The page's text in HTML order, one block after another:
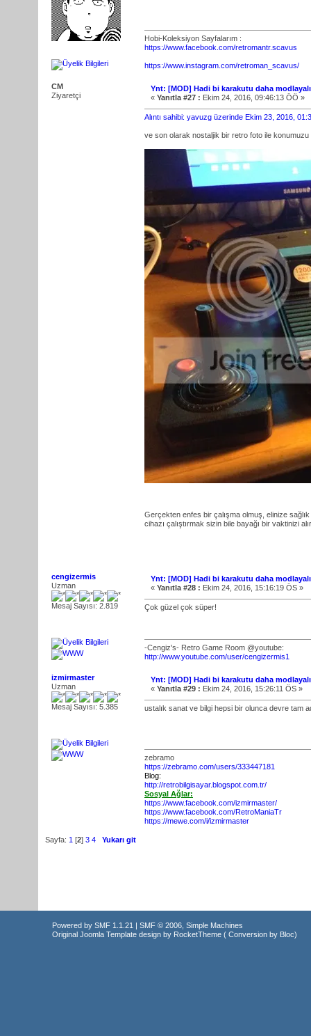
Hobi-Koleksiyon Sayfalarım :
https://www.facebook.com/retromantr.scavus
https://www.instagram.com/retroman_scavus/
CM
Ziyaretçi
Ynt: [MOD] Hadi bi karakutu daha
« Yanıtla #27 : Ekim 24, 2016, 09:46:13 ÖÖ »
Alıntı sahibi: yavuzg üzerinde Ekim 23, 2016,
ve son olarak nostaljik bir retro foto ile konumuzu
Gerçekten enfes bir çalışma olmuş, elinize sağlık
cihazı çalıştırmak sizin bile bayağı bir vaktinizi
cengizermis
Uzman
Mesaj Sayısı: 2.819
Ynt: [MOD] Hadi bi karakutu daha
« Yanıtla #28 : Ekim 24, 2016, 15:16:19 ÖS »
Çok güzel çok süper!
-Cengiz's- Retro Game Room @youtube:
http://www.youtube.com/user/cengizermis1
izmirmaster
Uzman
Mesaj Sayısı: 5.385
Ynt: [MOD] Hadi bi karakutu daha
« Yanıtla #29 : Ekim 24, 2016, 15:26:11 ÖS »
ustalık sanat ve bilgi hepsi bir olunca devre tam
zebramo
https://zebramo.com/users/333447181
Blog:
http://retrobilgisayar.blogspot.com.tr/
Sosyal Ağlar:
https://www.facebook.com/izmirmaster/
https://www.facebook.com/RetroManiaTr
https://mewe.com/i/izmirmaster
Sayfa: 1 [2] 3 4 Yukarı git
Powered by SMF 1.1.21 | SMF © 2006, Simple Machines
Original Joomla Template design by RocketTheme ( Conversion by Bloc)